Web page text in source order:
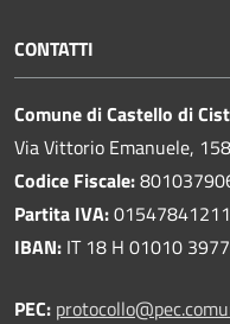
CONTATTI
Comune di Castello di
Via Vittorio Emanuele,
Codice Fiscale:
Partita IVA:01547841211
IBAN: IT 18 H 01010
PEC: